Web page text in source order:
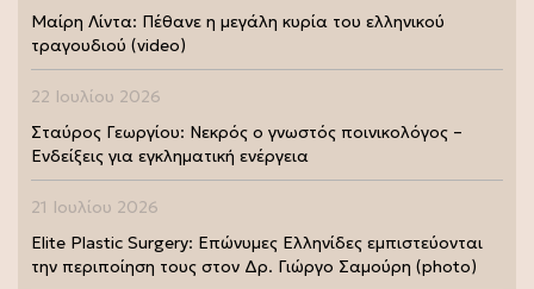
Μαίρη Λίντα: Πέθανε η μεγάλη κυρία του ελληνικού
τραγουδιού (video)
22 Ιουλίου 2026
Σταύρος Γεωργίου: Νεκρός ο γνωστός ποινικολόγος –
Ενδείξεις για εγκληματική ενέργεια
21 Ιουλίου 2026
Elite Plastic Surgery: Επώνυμες Ελληνίδες εμπιστεύονται
την περιποίηση τους στον Δρ. Γιώργο Σαμούρη (photo)